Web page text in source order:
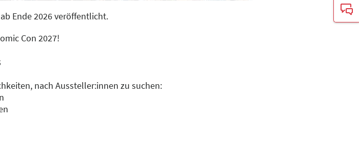
Ende 2026 veröffentlicht.
Con 2027!
nach Aussteller:innen zu suchen: